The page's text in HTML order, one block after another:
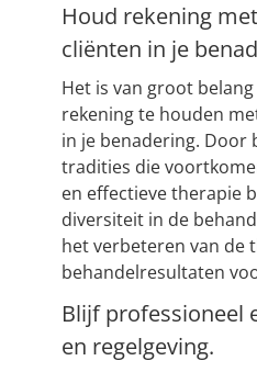
Houd rekening
cliënten in je
Het is van groot
rekening te houden
in je benadering. Door
tradities die
en effectieve therapie
diversiteit in de
het verbeteren van de
behandelresultaten
Blijf professioneel
en regelgeving.